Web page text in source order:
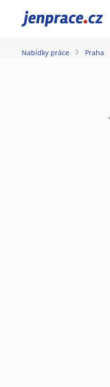
JenPráce.cz
Nabídky práce Praha